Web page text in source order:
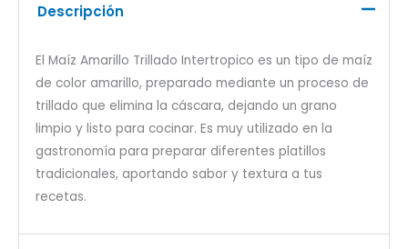
Descripción
El Maíz Amarillo Trillado Intertropico es un tipo de maíz
de color amarillo, preparado mediante un proceso de
trillado que elimina la cáscara, dejando un grano
limpio y listo para cocinar. Es muy utilizado en la
gastronomía para preparar diferentes platillos
tradicionales, aportando sabor y textura a tus
recetas.